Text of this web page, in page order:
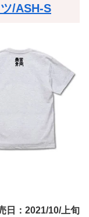
/ASH-S
日：2021/10/上旬